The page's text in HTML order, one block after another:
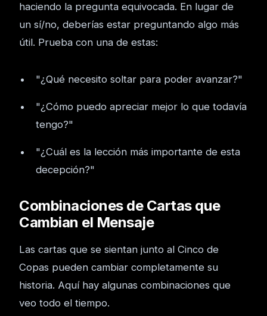
haciendo la pregunta equivocada. En lugar de
un sí/no, deberías estar preguntando algo más
útil. Prueba con una de estas:
"¿Qué necesito soltar para poder avanzar?"
"¿Cómo puedo apreciar mejor lo que todavía
tengo?"
"¿Cuál es la lección más importante de esta
decepción?"
Combinaciones de Cartas que
Cambian el Mensaje
Las cartas que se sientan junto al Cinco de
Copas pueden cambiar completamente su
historia. Aquí hay algunas combinaciones que
veo todo el tiempo.